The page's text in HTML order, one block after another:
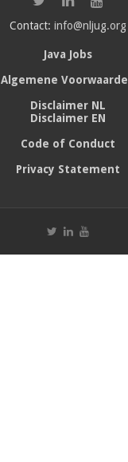
Contact: info@nljug.org
Java Jobs
Algemene
Disclaimer NL
Disclaimer EN
Code of Conduct
Privacy Statement